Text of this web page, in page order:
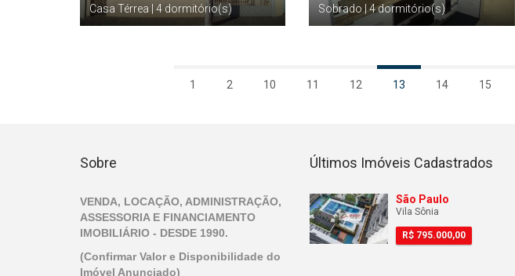
Casa Térrea | 4 dormitório(s)
Sobrado | 4 dormitório(s)
1 2
10
11 12 13 14 15
Sobre
VENDA, LOCAÇÃO, ADMINISTRAÇÃO,
ASSESSORIA E FINANCIAMENTO
IMOBILIÁRIO - DESDE 1990.
(Confirmar Valor e Disponibilidade do
Imóvel Anunciado)
Últimos Imóveis Cadastrados
São Paulo
Vila Sônia
R$ 795.000,00